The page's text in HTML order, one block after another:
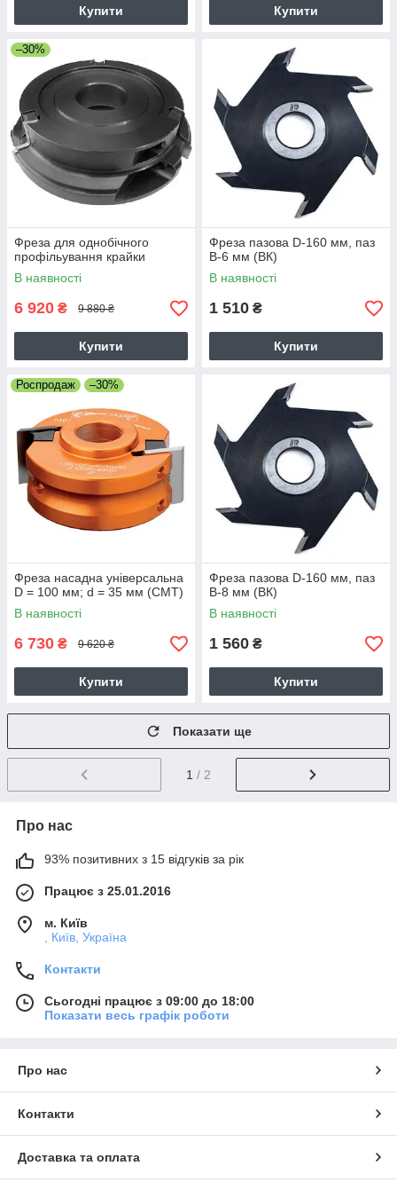
Купити Купити
–30%
Фреза для однобічного
профільування крайки
В наявності
6 920 ₴ 9 880 ₴
Купити
Фреза пазова D-160 мм, паз
В-6 мм (ВК)
В наявності
1 510 ₴
Купити
Роспродаж –30%
Фреза насадна універсальна
D = 100 мм; d = 35 мм (СМТ)
В наявності
6 730 ₴ 9 620 ₴
Купити
Фреза пазова D-160 мм, паз
В-8 мм (ВК)
В наявності
1 560 ₴
Купити
Показати ще
1 / 2
Про нас
93% позитивних з 15 відгуків за рік
Працює з 25.01.2016
м. Київ
, Київ, Україна
Контакти
Сьогодні працює з 09:00 до 18:00
Показати весь графік роботи
Про нас
Контакти
Доставка та оплата